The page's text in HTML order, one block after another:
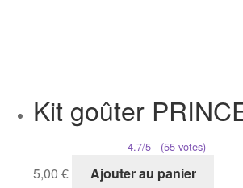
Kit goûter
4.7/5 - (55 votes)
5,00€ Ajouter au panier